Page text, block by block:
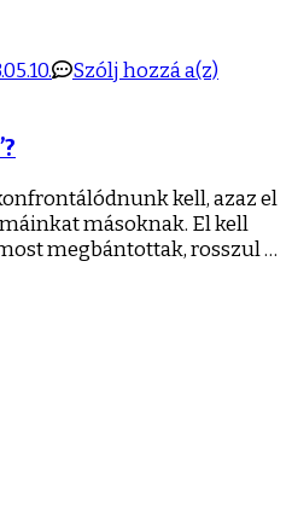
Szólj hozzá a(z)Mi
kell, azaz el
másoknak. El kell
megbántottak, rosszul …